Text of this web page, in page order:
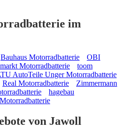
im
Bauhaus Motorradbatterie
OBI
Motorradbatterie
toom
AutoTeile Unger Motorradbatterie
Real Motorradbatterie
Zimmermann
hagebau
von Jawoll